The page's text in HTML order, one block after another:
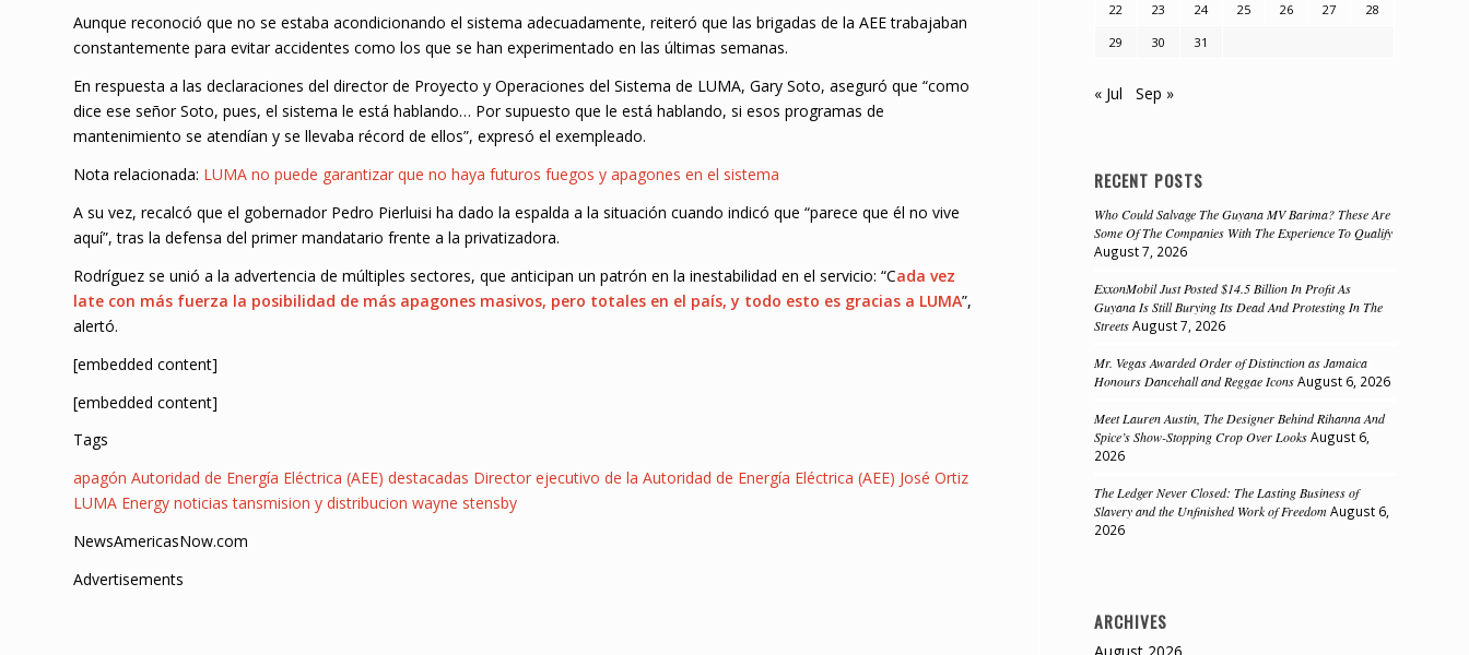
Aunque reconoció que no se estaba acondicionando el sistema adecuadamente, reiteró que las brigadas de la AEE trabajaban
constantemente para evitar accidentes como los que se han experimentado en las últimas semanas.
En respuesta a las declaraciones del director de Proyecto y Operaciones del Sistema de LUMA, Gary Soto, aseguró que “como
dice ese señor Soto, pues, el sistema le está hablando… Por supuesto que le está hablando, si esos programas de
mantenimiento se atendían y se llevaba récord de ellos”, expresó el exempleado.
Nota relacionada: LUMA no puede garantizar que no haya futuros fuegos y apagones en el sistema
A su vez, recalcó que el gobernador Pedro Pierluisi ha dado la espalda a la situación cuando indicó que “parece que él no vive
aquí”, tras la defensa del primer mandatario frente a la privatizadora.
Rodríguez se unió a la advertencia de múltiples sectores, que anticipan un patrón en la inestabilidad en el servicio: “Cada vez
late con más fuerza la posibilidad de más apagones masivos, pero totales en el país, y todo esto es gracias a LUMA”,
alertó.
[embedded content]
[embedded content]
Tags
apagón Autoridad de Energía Eléctrica (AEE) destacadas Director ejecutivo de la Autoridad de Energía Eléctrica (AEE) José Ortiz
LUMA Energy noticias tansmision y distribucion wayne stensby
NewsAmericasNow.com
Advertisements
22
23 24 25 26 27
28
29
30 31
« Jul Sep »
RECENT POSTS
Who Could Salvage The Guyana MV Barima? These Are
Some Of The Companies With The Experience To Qualify
August 7, 2026
ExxonMobil Just Posted $14.5 Billion In Profit As
Guyana Is Still Burying Its Dead And Protesting In The
Streets August 7, 2026
Mr. Vegas Awarded Order of Distinction as Jamaica
Honours Dancehall and Reggae Icons August 6, 2026
Meet Lauren Austin, The Designer Behind Rihanna And
Spice’s Show-Stopping Crop Over Looks August 6,
2026
The Ledger Never Closed: The Lasting Business of
Slavery and the Unfinished Work of Freedom August 6,
2026
ARCHIVES